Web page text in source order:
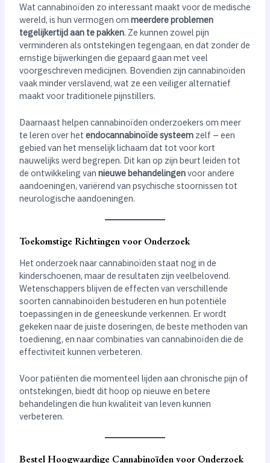
Wat cannabinoïden zo interessant maakt voor de medische
wereld, is hun vermogen om meerdere problemen
tegelijkertijd aan te pakken. Ze kunnen zowel pijn
verminderen als ontstekingen tegengaan, en dat zonder de
ernstige bijwerkingen die gepaard gaan met veel
voorgeschreven medicijnen. Bovendien zijn cannabinoïden
vaak minder verslavend, wat ze een veiliger alternatief
maakt voor traditionele pijnstillers.
Daarnaast helpen cannabinoïden onderzoekers om meer
te leren over het endocannabinoïde systeemzelf – een
gebied van het menselijk lichaam dat tot voor kort
nauwelijks werd begrepen. Dit kan op zijn beurt leiden tot
de ontwikkeling van nieuwe behandelingenvoor andere
aandoeningen, variërend van psychische stoornissen tot
neurologische aandoeningen.
Toekomstige Richtingen voor Onderzoek
Het onderzoek naar cannabinoïden staat nog in de
kinderschoenen, maar de resultaten zijn veelbelovend.
Wetenschappers blijven de effecten van verschillende
soorten cannabinoïden bestuderen en hun potentiële
toepassingen in de geneeskunde verkennen. Er wordt
gekeken naar de juiste doseringen, de beste methoden van
toediening, en naar combinaties van cannabinoïden die de
effectiviteit kunnen verbeteren.
Voor patiënten die momenteel lijden aan chronische pijn of
ontstekingen, biedt dit hoop op nieuwe en betere
behandelingen die hun kwaliteit van leven kunnen
verbeteren.
Bestel Hoogwaardige Cannabinoïden voor Onderzoek